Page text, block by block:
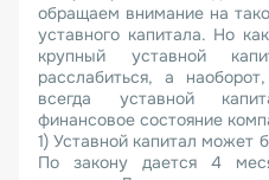
обращаем внимание на
уставного капитала. Но
крупный уставной
расслабиться, а
всегда уставной
финансовое состояние
1) Уставной капитал может
По закону дается 4